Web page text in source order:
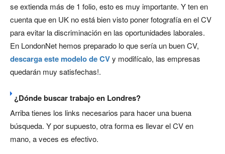
se extienda más de 1 folio, esto es muy importante. Y ten en
cuenta que en UK no está bien visto poner fotografía en el CV
para evitar la discriminación en las oportunidades laborales.
En LondonNet hemos preparado lo que sería un buen CV,
descarga este modelo de CVy modifícalo, las empresas
quedarán muy satisfechas!.
¿Dónde buscar trabajo en Londres?
Arriba tienes los links necesarios para hacer una buena
búsqueda. Y por supuesto, otra forma es llevar el CV en
mano, a veces es efectivo.